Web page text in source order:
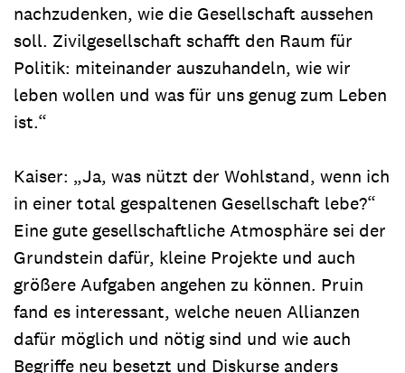
nachzudenken, wie die Gesellschaft aussehen
soll. Zivilgesellschaft schafft den Raum für
Politik: miteinander auszuhandeln, wie wir
leben wollen und was für uns genug zum Leben
ist.“
Kaiser: „Ja, was nützt der Wohlstand, wenn ich
in einer total gespaltenen Gesellschaft lebe?“
Eine gute gesellschaftliche Atmosphäre sei der
Grundstein dafür, kleine Projekte und auch
größere Aufgaben angehen zu können. Pruin
fand es interessant, welche neuen Allianzen
dafür möglich und nötig sind und wie auch
Begriffe neu besetzt und Diskurse anders